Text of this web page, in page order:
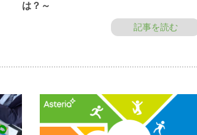
は？～
記事を読む